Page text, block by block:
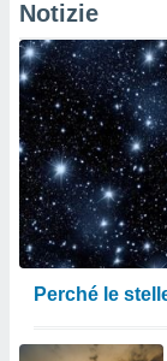
Notizie
Perché le